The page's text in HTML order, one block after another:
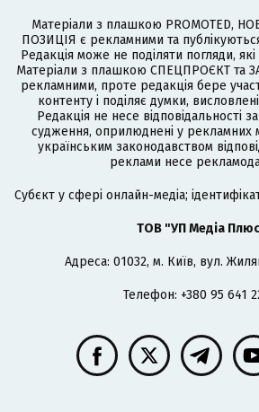
Матеріали з плашкою PROMOTED,
ПОЗИЦІЯ є рекламними та
Редакція може не поділяти погляди,
Матеріали з плашкою СПЕЦПРОЄКТ та
рекламними, проте редакція бере
контенту і поділяє думки,
Редакція не несе відповідальності
судження, оприлюднені у рекламних
українським законодавством
реклами несе
Cубєкт у сфері онлайн-медіа;
ТОВ "УП Медіа
Адреса: 01032, м. Київ, вул.
Телефон: +380 95 641